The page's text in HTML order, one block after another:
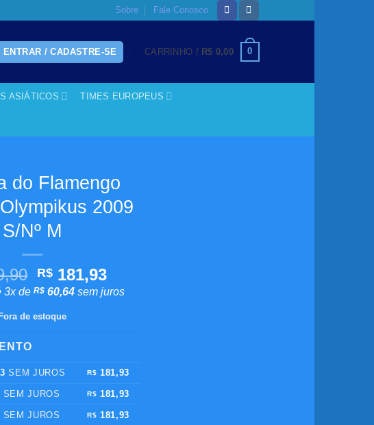
Sobre Fale Conosco
ENTRAR / CADASTRE-SE CARRINHO / R$ 0,00 0
ASIÁTICOS TIMES EUROPEUS
do Flamengo
2009
S/Nº M
O
preço
era:
R$ 181,93O
preço
3x deR$ 60,64 sem juros
Fora de estoque
SEM JUROS R$ 181,93
SEM JUROS R$ 181,93
SEM JUROS R$ 181,93